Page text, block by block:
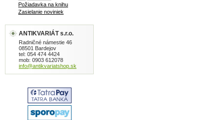
Požiadavka na knihu
Zasielanie noviniek
ANTIKVARIÁT s.r.o.
Radničné námestie 46
08501 Bardejov
tel: 054 474 4424
mob: 0903 612078
info@antikvariatshop.sk